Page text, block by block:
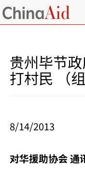
贵州毕节
打村民 （组
8/14/2013
对华援助协会 通